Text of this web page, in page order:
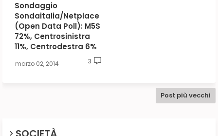
Sondaggio
Sondaitalia/Netplace
(Open Data Poll): M5S
72%, Centrosinistra
11%, Centrodestra 6%
marzo 02, 2014 3
Post più vecchi